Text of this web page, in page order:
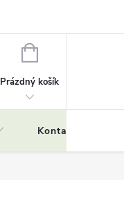
NÁKUPNÍ
Prázdný košík
Kontakty